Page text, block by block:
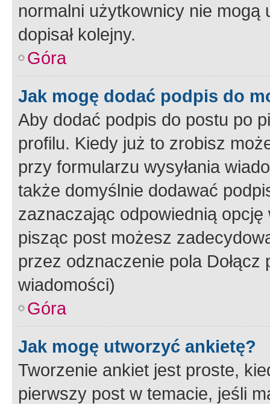
normalni użytkownicy nie
dopisał kolejny.
Góra
Jak mogę dodać podpis do
Aby dodać podpis do postu po
profilu. Kiedy już to zrobisz
przy formularzu wysyłania
także domyślnie dodawać
zaznaczając odpowiednią
pisząc post możesz
przez odznaczenie pola
wiadomości)
Góra
Jak mogę utworzyć ankietę?
Tworzenie ankiet jest proste,
pierwszy post w temacie, jeśli